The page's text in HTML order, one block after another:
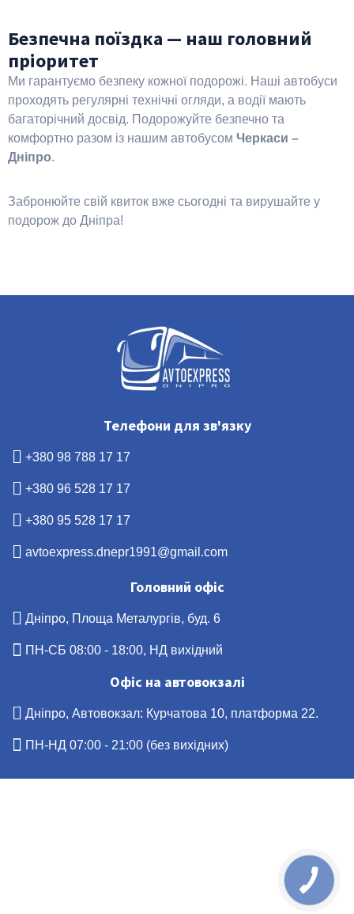
Безпечна поїздка — наш головний
пріоритет
Ми гарантуємо безпеку кожної подорожі. Наші автобуси
проходять регулярні технічні огляди, а водії мають
багаторічний досвід. Подорожуйте безпечно та
комфортно разом із нашим автобусом Черкаси –
Дніпро.
Забронюйте свій квиток вже сьогодні та вирушайте у
подорож до Дніпра!
Телефони для зв'язку
+380 98 788 17 17
+380 96 528 17 17
+380 95 528 17 17
avtoexpress.dnepr1991@gmail.com
Головний офіс
Дніпро, Площа Металургів, буд. 6
ПН-СБ 08:00 - 18:00, НД вихідний
Офіс на автовокзалі
Дніпро, Автовокзал: Курчатова 10, платформа 22.
ПН-НД 07:00 - 21:00 (без вихідних)